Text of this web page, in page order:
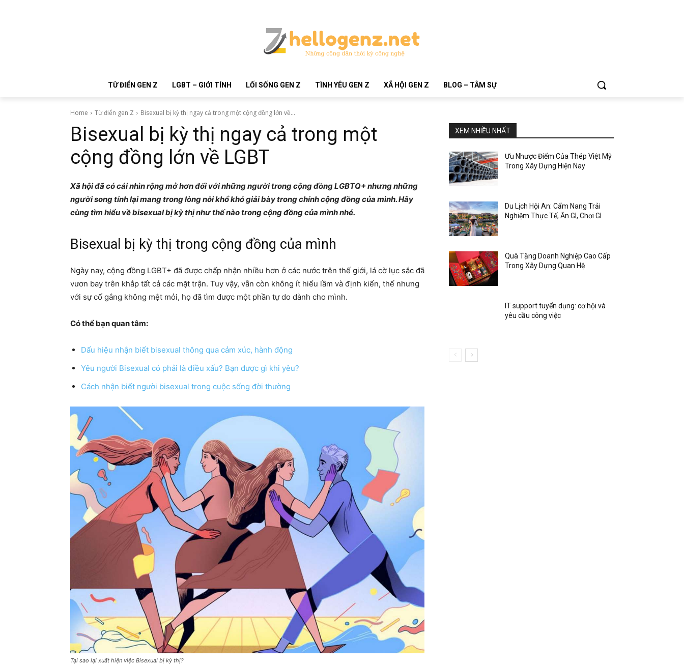
TỪ ĐIỂN GEN Z LGBT – GIỚI TÍNH LỐI SỐNG GEN Z TÌNH YÊU GEN Z XÃ HỘI GEN Z BLOG – TÂM SỰ
Home Từ điển gen Z Bisexual bị kỳ thị ngay cả trong một cộng đồng lớn về...
Bisexual bị kỳ thị ngay cả trong một
cộng đồng lớn về LGBT
Xã hội đã có cái nhìn rộng mở hơn đối với những người trong cộng đồng LGBTQ+ nhưng những
người song tính lại mang trong lòng nỗi khổ khó giải bày trong chính cộng đồng của mình. Hãy
cùng tìm hiểu về bisexual bị kỳ thị như thế nào trong cộng đồng của mình nhé.
Bisexual bị kỳ thị trong cộng đồng của mình
Ngày nay, cộng đồng LGBT+ đã được chấp nhận nhiều hơn ở các nước trên thế giới, lá cờ lục sắc đã
vươn bay trên khắp tất cả các mặt trận. Tuy vậy, vẫn còn không ít hiểu lầm và định kiến, thế nhưng
với sự cố gắng không mệt mỏi, họ đã tìm được một phần tự do dành cho mình.
Có thể bạn quan tâm:
Dấu hiệu nhận biết bisexual thông qua cảm xúc, hành động
Yêu người Bisexual có phải là điều xấu? Bạn được gì khi yêu?
Cách nhận biết người bisexual trong cuộc sống đời thường
Tại sao lại xuất hiện việc Bisexual bị kỳ thị?
XEM NHIỀU NHẤT
Ưu Nhược Điểm Của Thép Việt Mỹ
Trong Xây Dựng Hiện Nay
Du Lịch Hội An: Cẩm Nang Trải
Nghiệm Thực Tế, Ăn Gì, Chơi Gì
Quà Tặng Doanh Nghiệp Cao Cấp
Trong Xây Dựng Quan Hệ
IT support tuyển dụng: cơ hội và
yêu cầu công việc